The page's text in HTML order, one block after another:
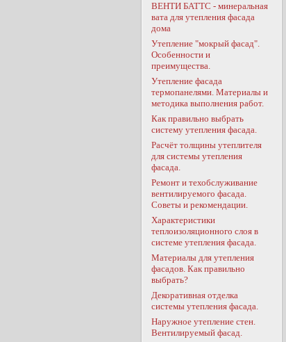
ВЕНТИ БАТТС - минеральная
вата для утепления фасада
дома
Утепление "мокрый фасад".
Особенности и
преимущества.
Утепление фасада
термопанелями. Материалы и
методика выполнения работ.
Как правильно выбрать
систему утепления фасада.
Расчёт толщины утеплителя
для системы утепления
фасада.
Ремонт и техобслуживание
вентилируемого фасада.
Советы и рекомендации.
Характеристики
теплоизоляционного слоя в
системе утепления фасада.
Материалы для утепления
фасадов. Как правильно
выбрать?
Декоративная отделка
системы утепления фасада.
Наружное утепление стен.
Вентилируемый фасад.